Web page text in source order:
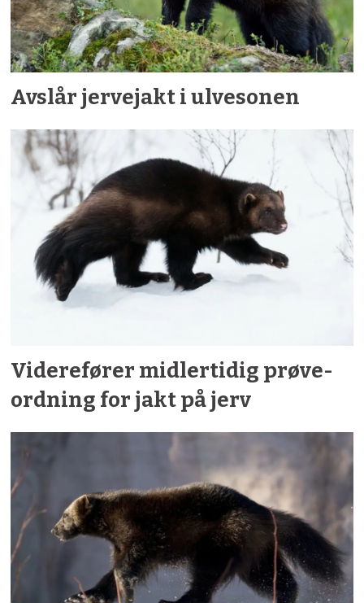
Avslår jervejakt i ulvesonen
Viderefører midler­tidig prøve­
ordning for jakt på jerv